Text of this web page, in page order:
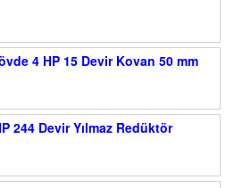
4 HP 15 Devir Kovan 50 mm
244 Devir Yılmaz Redüktör